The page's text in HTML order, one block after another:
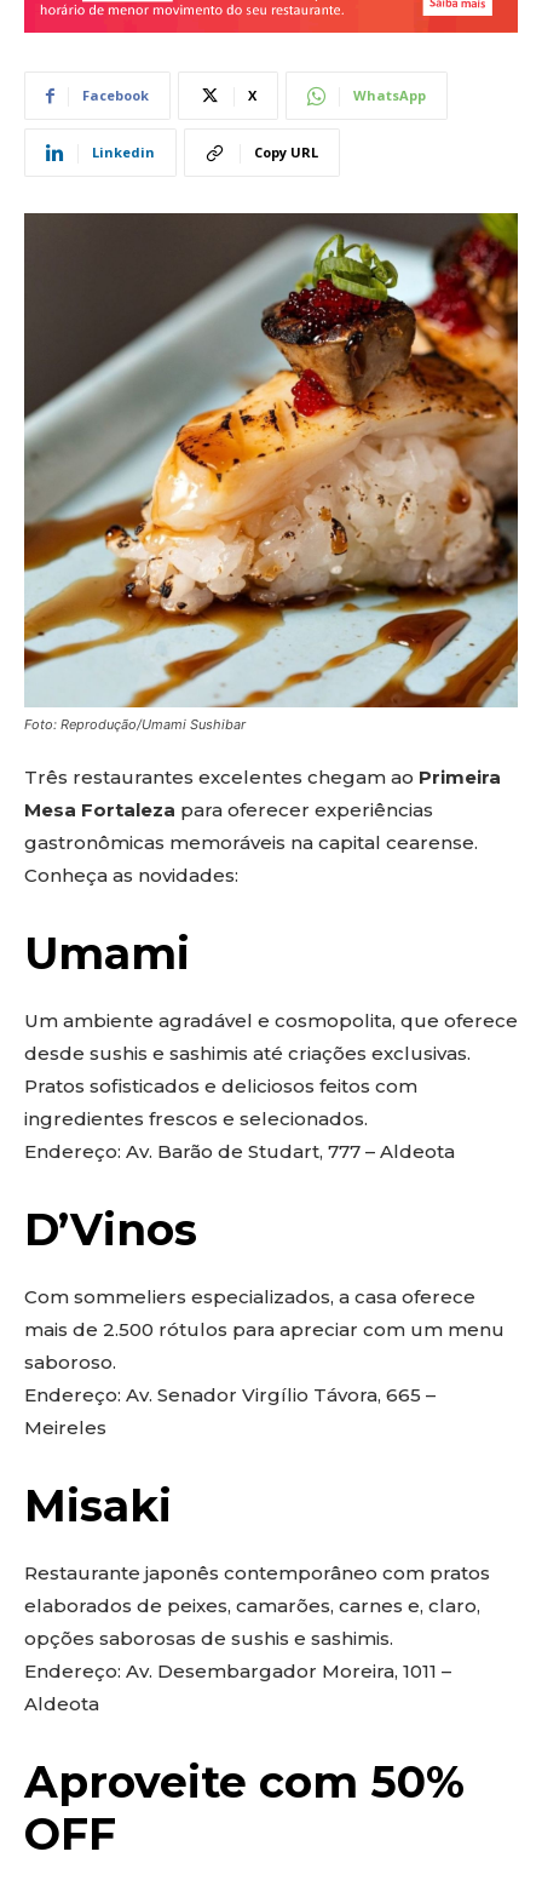
Facebook X WhatsApp
Linkedin Copy URL
Foto: Reprodução/Umami Sushibar
Três restaurantes excelentes chegam ao Primeira
Mesa Fortaleza para oferecer experiências
gastronômicas memoráveis na capital cearense.
Conheça as novidades:
Umami
Um ambiente agradável e cosmopolita, que oferece
desde sushis e sashimis até criações exclusivas.
Pratos sofisticados e deliciosos feitos com
ingredientes frescos e selecionados.
Endereço: Av. Barão de Studart, 777 – Aldeota
D’Vinos
Com sommeliers especializados, a casa oferece
mais de 2.500 rótulos para apreciar com um menu
saboroso.
Endereço: Av. Senador Virgílio Távora, 665 –
Meireles
Misaki
Restaurante japonês contemporâneo com pratos
elaborados de peixes, camarões, carnes e, claro,
opções saborosas de sushis e sashimis.
Endereço: Av. Desembargador Moreira, 1011 –
Aldeota
Aproveite com 50%
OFF